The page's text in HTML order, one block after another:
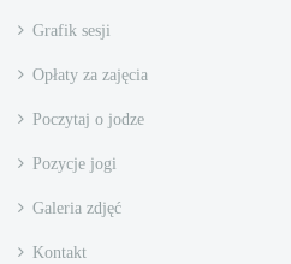
Grafik sesji
Opłaty za zajęcia
Poczytaj o jodze
Pozycje jogi
Galeria zdjęć
Kontakt